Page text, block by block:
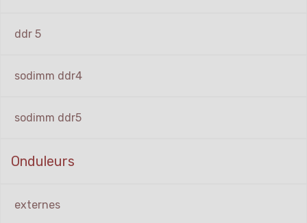
ddr 5
sodimm ddr4
sodimm ddr5
Onduleurs
externes